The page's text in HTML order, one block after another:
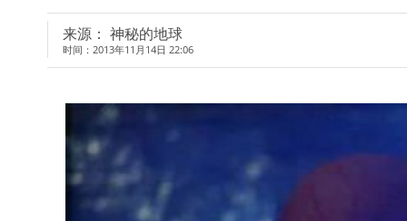
来源： 神秘的地球
时间：2013年11月14日 22:06